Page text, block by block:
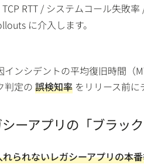
RTT / システムコール失敗
に介入します。
インシデントの平均復旧時間（
判定の誤検知率 をリリース前に
ーアプリの「ブラック
られないレガシーアプリの本